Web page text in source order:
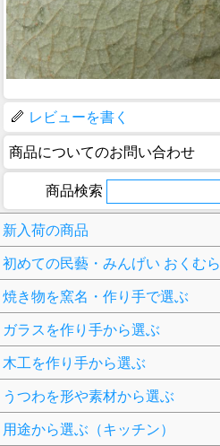
レビューを書く
商品についてのお問い合わせ
商品検索
新入荷の商品
初めての民藝・みんげい おくむら
焼き物を窯名・作り手で選ぶ
ガラスを作り手から選ぶ
木工を作り手から選ぶ
うつわを形や素材から選ぶ
用途から選ぶ（キッチン）